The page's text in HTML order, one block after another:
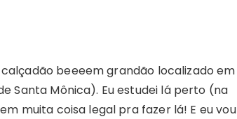
beeeem grandão localizado em
Santa Mônica). Eu estudei lá perto (na
muita coisa legal pra fazer lá! E eu vou